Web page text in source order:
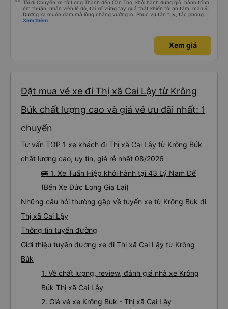
Tôi đi Chuyến xe từ Long Thành đến Cần Thơ, khởi hành đúng giờ, hành trình
êm thuận, nhân viên lễ độ, tài xế vững tay quả thật khiến tôi an tâm, mãn ý.
Đường xa muôn dặm mà lòng chẳng vướng lo. Phục vụ tận tụy, tác phong
nghiêm cẩn, hiếm thấy giữa thời buổi kim tiền vội vã. Xã hội loạn đạo. Xin gửi
Xem thêm
Xem giá
Đặt mua vé xe đi Thị xã Cai Lậy từ Krông
Búk chất lượng cao và giá vé ưu đãi nhất: 1
chuyến
Tư vấn TOP 1 xe khách đi Thị xã Cai Lậy từ Krông Búk
chất lượng cao, uy tín, giá rẻ nhất 08/2026
🚌 1. Xe Tuấn Hiệp khởi hành tại 43 Lý Nam Đế
(Bến Xe Đức Long Gia Lai)
Những câu hỏi thường gặp về tuyến xe từ Krông Búk đi
Thị xã Cai Lậy
Thông tin tuyến đường
Giới thiệu tuyến đường xe đi Thị xã Cai Lậy từ Krông
Búk
1. Về chất lượng, review, đánh giá nhà xe Krông
Búk Thị xã Cai Lậy
2. Giá vé xe Krông Búk - Thị xã Cai Lậy